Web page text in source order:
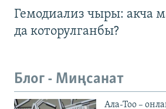
Гемодиализ чыры: акча
да которулганбы?
Блог - Миңсанат
Ала-Тоо –